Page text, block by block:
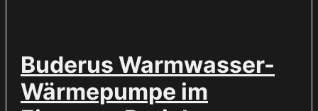
Buderus Warmwasser-
Wärmepumpe im